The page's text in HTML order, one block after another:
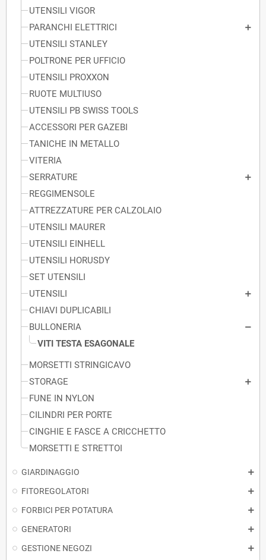
UTENSILI VIGOR
PARANCHI ELETTRICI
UTENSILI STANLEY
POLTRONE PER UFFICIO
UTENSILI PROXXON
RUOTE MULTIUSO
UTENSILI PB SWISS TOOLS
ACCESSORI PER GAZEBI
TANICHE IN METALLO
VITERIA
SERRATURE
REGGIMENSOLE
ATTREZZATURE PER CALZOLAIO
UTENSILI MAURER
UTENSILI EINHELL
UTENSILI HORUSDY
SET UTENSILI
UTENSILI
CHIAVI DUPLICABILI
BULLONERIA
VITI TESTA ESAGONALE
MORSETTI STRINGICAVO
STORAGE
FUNE IN NYLON
CILINDRI PER PORTE
CINGHIE E FASCE A CRICCHETTO
MORSETTI E STRETTOI
GIARDINAGGIO
FITOREGOLATORI
FORBICI PER POTATURA
GENERATORI
GESTIONE NEGOZI